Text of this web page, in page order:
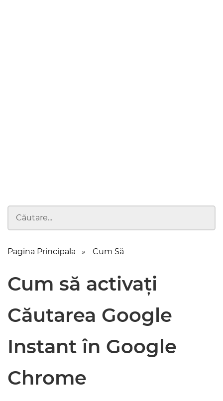
Pagina Principala Cum Să
Cum să activați
Căutarea Google
Instant în Google
Chrome